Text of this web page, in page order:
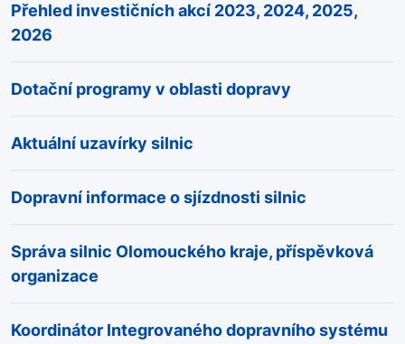
Přehled investičních akcí 2023, 2024, 2025,
2026
Dotační programy v oblasti dopravy
Aktuální uzavírky silnic
Dopravní informace o sjízdnosti silnic
Správa silnic Olomouckého kraje, příspěvková
organizace
Koordinátor Integrovaného dopravního systému